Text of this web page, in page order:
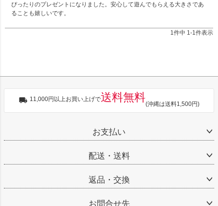
ぴったりのプレゼントになりました。安心して遊んでもらえる大きさであ
ることも嬉しいです。
1 件中 1 -1 件表示
11,000円以上お買い上げで送料無料
(沖縄は送料1,500円)
お支払い
配送・送料
返品・交換
お問合せ先